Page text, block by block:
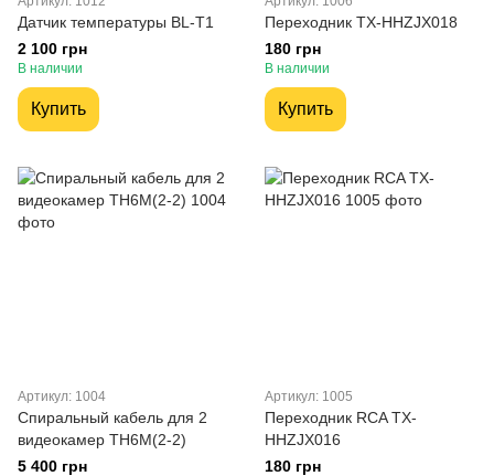
Датчик температуры BL-T1
2 100 грн
В наличии
Купить
Переходник TX-HHZJX018
180 грн
В наличии
Купить
Артикул: 1004
Спиральный кабель для 2
видеокамер TH6M(2-2)
5 400 грн
Артикул: 1005
Переходник RCA TX-
HHZJX016
180 грн